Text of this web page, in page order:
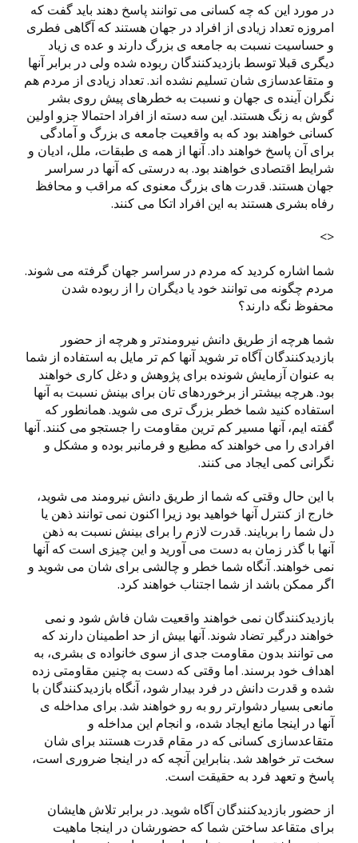
در مورد این که چه کسانی می توانند پاسخ دهند باید گفت که
امروزه تعداد زیادی از افراد در جهان هستند که آگاهی فطری
و حساسیت نسبت به جامعه ی بزرگ دارند و عده ی زیاد
دیگری قبلا توسط بازدیدکنندگان ربوده شده ولی در برابر آنها
و متقاعدسازی شان تسلیم نشده اند. تعداد زیادی از مردم هم
نگران آینده ی جهان و نسبت به خطرهای پیش روی بشر
گوش به زنگ هستند. این سه دسته از افراد احتمالا جزو اولین
کسانی خواهند بود که به واقعیت جامعه ی بزرگ و آمادگی
برای آن پاسخ خواهند داد. آنها از همه ی طبقات، ملل، ادیان و
شرایط اقتصادی خواهند بود. به درستی که آنها در سراسر
جهان هستند. قدرت های بزرگ معنوی که مراقب و محافظ
رفاه بشری هستند به این افراد اتکا می کنند.
<>
شما اشاره کردید که مردم در سراسر جهان گرفته می شوند.
مردم چگونه می توانند خود یا دیگران را از ربوده شدن
محفوظ نگه دارند؟
شما هرچه از طریق دانش نیرومندتر و هرچه از حضور
بازدیدکنندگان آگاه تر شوید آنها کم تر مایل به استفاده از شما
به عنوان آزمایش شونده برای پژوهش و دغل کاری خواهند
بود. هرچه بیشتر از برخوردهای تان برای بینش نسبت به آنها
استفاده کنید شما خطر بزرگ تری می شوید. همانطور که
گفته ایم، آنها مسیر کم ترین مقاومت را جستجو می کنند. آنها
افرادی را می خواهند که مطیع و فرمانبر بوده و مشکل و
نگرانی کمی ایجاد می کنند.
با این حال وقتی که شما از طریق دانش نیرومند می شوید،
خارج از کنترل آنها خواهید بود زیرا اکنون نمی توانند ذهن یا
دل شما را بربایند. قدرت لازم را برای بینش نسبت به ذهن
آنها با گذر زمان به دست می آورید و این چیزی است که آنها
نمی خواهند. آنگاه شما خطر و چالشی برای شان می شوید و
اگر ممکن باشد از شما اجتناب خواهند کرد.
بازدیدکنندگان نمی خواهند واقعیت شان فاش شود و نمی
خواهند درگیر تضاد شوند. آنها بیش از حد اطمینان دارند که
می توانند بدون مقاومت جدی از سوی خانواده ی بشری، به
اهداف خود برسند. اما وقتی که دست به چنین مقاومتی زده
شده و قدرت دانش در فرد بیدار شود، آنگاه بازدیدکنندگان با
مانعی بسیار دشوارتر رو به رو خواهند شد. برای مداخله ی
آنها در اینجا مانع ایجاد شده، و انجام این مداخله و
متقاعدسازی کسانی که در مقام قدرت هستند برای شان
سخت تر خواهد شد. بنابراین آنچه که در اینجا ضروری است،
پاسخ و تعهد فرد به حقیقت است.
از حضور بازدیدکنندگان آگاه شوید. در برابر تلاش هایشان
برای متقاعد ساختن شما که حضورشان در اینجا ماهیت